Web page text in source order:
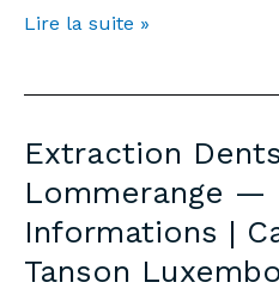
Wisdom
Extraction
—
Prices
&
Information
Lire la suite »
Extraction
Lommerange —
Informations |
Tanson